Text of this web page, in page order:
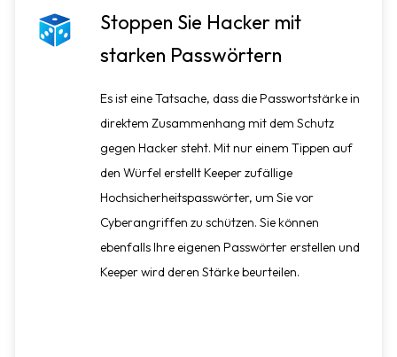
Stoppen Sie Hacker mit
starken Passwörtern
Es ist eine Tatsache, dass die Passwortstärke in
direktem Zusammenhang mit dem Schutz
gegen Hacker steht. Mit nur einem Tippen auf
den Würfel erstellt Keeper zufällige
Hochsicherheitspasswörter, um Sie vor
Cyberangriffen zu schützen. Sie können
ebenfalls Ihre eigenen Passwörter erstellen und
Keeper wird deren Stärke beurteilen.